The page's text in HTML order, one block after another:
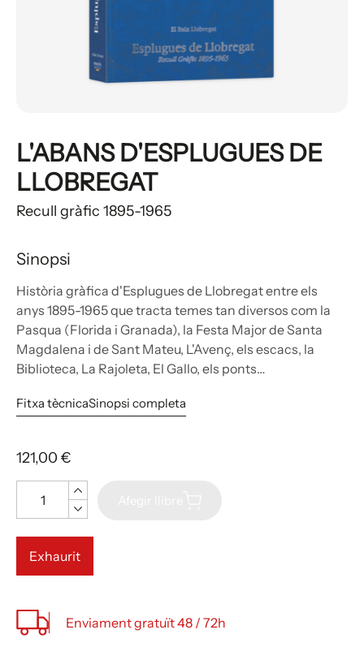
L'ABANS D'ESPLUGUES DE
LLOBREGAT
Recull gràfic 1895-1965
Sinopsi
Història gràfica d'Esplugues de Llobregat entre els
anys 1895-1965 que tracta temes tan diversos com la
Pasqua (Florida i Granada), la Festa Major de Santa
Magdalena i de Sant Mateu, L'Avenç, els escacs, la
Biblioteca, La Rajoleta, El Gallo, els ponts…
Fitxa tècnicaSinopsi completa
121,00 €
Exhaurit
Enviament gratuït 48 / 72h